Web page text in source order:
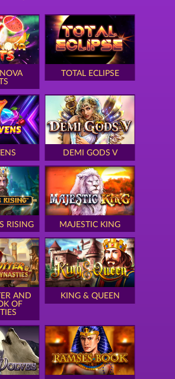
TOTAL ECLIPSE
DEMI GODS V
RISING MAJESTIC KING
AND
OF
KING & QUEEN